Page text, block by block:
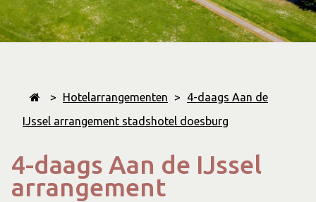
> Hotelarrangementen >
4-daags Aan de
IJssel arrangement stadshotel doesburg
4-daags Aan de IJssel
arrangement